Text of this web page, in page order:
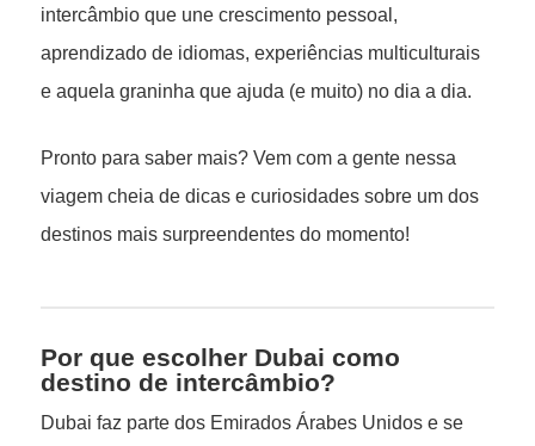
intercâmbio que une crescimento pessoal,
aprendizado de idiomas, experiências multiculturais
e aquela graninha que ajuda (e muito) no dia a dia.
Pronto para saber mais? Vem com a gente nessa
viagem cheia de dicas e curiosidades sobre um dos
destinos mais surpreendentes do momento!
Por que escolher Dubai como
destino de intercâmbio?
Dubai faz parte dos Emirados Árabes Unidos e se